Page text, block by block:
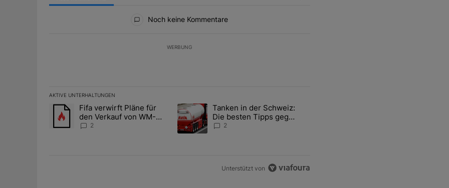
Noch keine Kommentare
WERBUNG
AKTIVE UNTERHALTUNGEN
Das Folgende ist eine Liste der am meisten kommentierten Artikel der letzten 7 days.
Ein Trendartikel mit dem Titel "Fifa verwirft Pläne für den Verkauf von WM-Anteilen" mit 2 kommentare.
Fifa verwirft Pläne für
den Verkauf von WM-
Anteilen
2
Ein Trendartikel mit dem Titel "Tanken in der Schweiz: Die besten Tipps gegen
Tanken in der Schweiz:
Die besten Tipps gegen
teuren Sprit
2
Unterstützt von